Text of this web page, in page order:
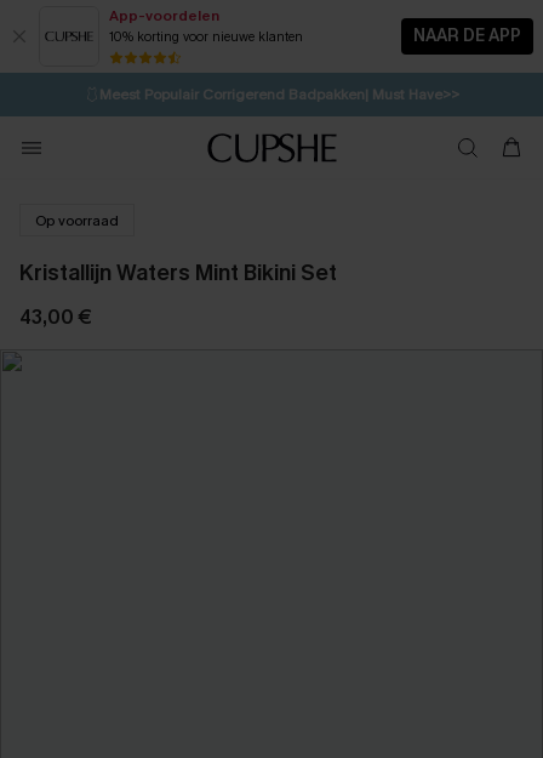
App-voordelen
10% korting voor nieuwe klanten NAAR DE APP
⚡️LAATSTE KANS | Tot 50% korting>>
🩱Meest Populair Corrigerend Badpakken| Must Have>>
💌Abonneer je & ontvang tot 15% korting>>
Koop 3, krijg 15% korting | CODE: SW15
Op voorraad
Kristallijn Waters Mint Bikini Set
43,00 €